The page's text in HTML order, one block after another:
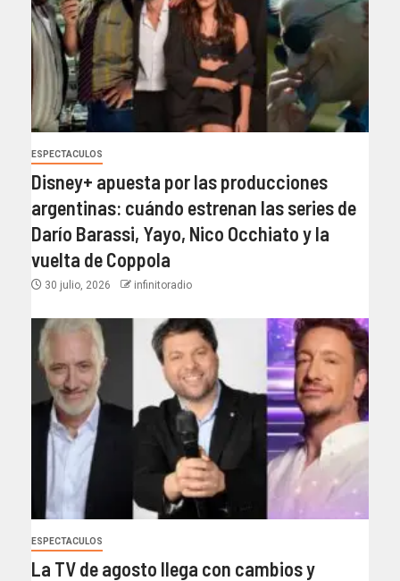
ESPECTACULOS
Disney+ apuesta por las producciones
argentinas: cuándo estrenan las series de
Darío Barassi, Yayo, Nico Occhiato y la
vuelta de Coppola
30 julio, 2026 infinitoradio
ESPECTACULOS
La TV de agosto llega con cambios y